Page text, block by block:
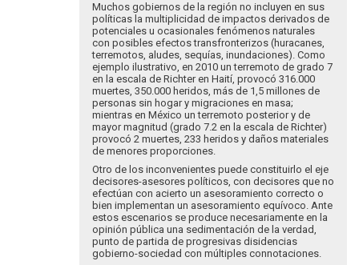
Muchos gobiernos de la región no incluyen en sus
políticas la multiplicidad de impactos derivados de
potenciales u ocasionales fenómenos naturales
con posibles efectos transfronterizos (huracanes,
terremotos, aludes, sequías, inundaciones). Como
ejemplo ilustrativo, en 2010 un terremoto de grado 7
en la escala de Richter en Haití, provocó 316.000
muertes, 350.000 heridos, más de 1,5 millones de
personas sin hogar y migraciones en masa;
mientras en México un terremoto posterior y de
mayor magnitud (grado 7.2 en la escala de Richter)
provocó 2 muertes, 233 heridos y daños materiales
de menores proporciones.
Otro de los inconvenientes puede constituirlo el eje
decisores-asesores políticos, con decisores que no
efectúan con acierto un asesoramiento correcto o
bien implementan un asesoramiento equívoco. Ante
estos escenarios se produce necesariamente en la
opinión pública una sedimentación de la verdad,
punto de partida de progresivas disidencias
gobierno-sociedad con múltiples connotaciones.